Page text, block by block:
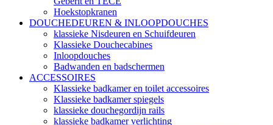
Hoekstopkranen
DOUCHEDEUREN & INLOOPDOUCHES
klassieke Nisdeuren en Schuifdeuren
Klassieke Douchecabines
Inloopdouches
Badwanden en badschermen
ACCESSOIRES
Klassieke badkamer en toilet accessoires
Klassieke badkamer spiegels
klassieke douchegordijn rails
klassieke badkamer verlichting